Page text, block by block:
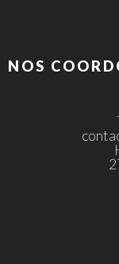
NOS